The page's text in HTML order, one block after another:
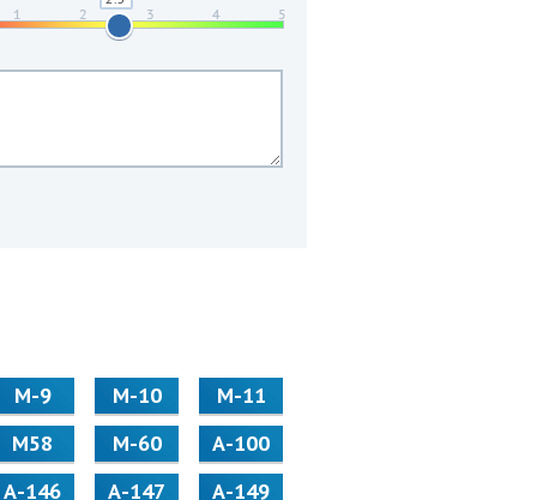
М-9 М-10
М-11
М58 M-60
А-100
А-146 А-147
А-149